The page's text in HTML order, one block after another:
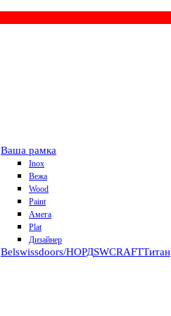
Ваша рамка
Inox
Вежа
Wood
Paint
Амега
Plat
Дизайнер
Belswissdoors/НОРДSWCRAFTТитан